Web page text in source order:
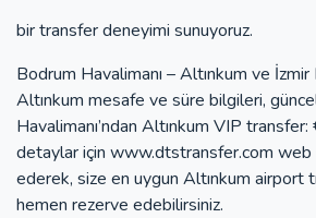
bir transfer deneyimi sunuyoruz.
Bodrum Havalimanı – Altınkum ve İzmir
Altınkum mesafe ve süre bilgileri,
Havalimanı’ndan Altınkum VIP
detaylar için www.dtstransfer.com
ederek, size en uygun Altınkum airport
hemen rezerve edebilirsiniz.